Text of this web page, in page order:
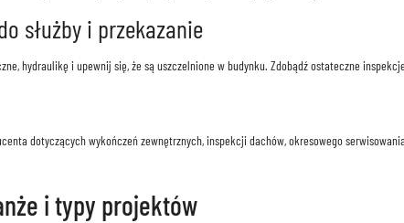
służby i przekazanie
hydraulikę i upewnij się, że są uszczelnione w budynku. Zdobądź ostateczne
dotyczących wykończeń zewnętrznych, inspekcji dachów, okresowego
i typy projektów